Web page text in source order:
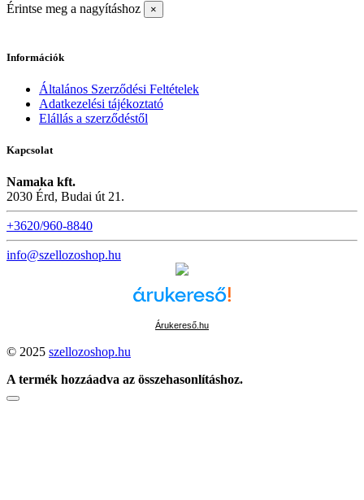
Érintse meg a nagyításhoz ×
Információk
Általános Szerződési Feltételek
Adatkezelési tájékoztató
Elállás a szerződéstől
Kapcsolat
Namaka kft.
2030 Érd, Budai út 21.
+3620/960-8840
info@szellozoshop.hu
Árukereső.hu
© 2025 szellozoshop.hu
A termék hozzáadva az összehasonlításhoz.